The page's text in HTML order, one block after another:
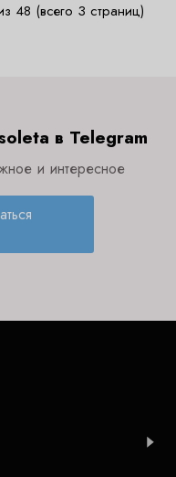
48 (всего 3 страниц)
в Telegram
и интересное